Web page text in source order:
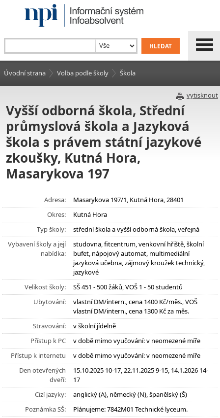
Úvodní strana Volba podle školy Škola
vytisknout
Vyšší odborná škola, Střední
průmyslová škola a Jazyková
škola s právem státní jazykové
zkoušky, Kutná Hora,
Masarykova 197
Adresa:
Masarykova 197/1, Kutná Hora, 28401
Okres:
Kutná Hora
Typ školy:
střední škola a vyšší odborná škola, veřejná
Vybavení školy a její
nabídka:
studovna, fitcentrum, venkovní hřiště, školní
bufet, nápojový automat, multimediální
jazyková učebna, zájmový kroužek technický,
jazykové
Velikost školy:
SŠ 451 - 500 žáků, VOŠ 1 - 50 studentů
Ubytování:
vlastní DM/intern., cena 1400 Kč/měs., VOŠ
vlastní DM/intern., cena 1300 Kč za měs.
Stravování:
v školní jídelně
Přístup k PC
v době mimo vyučování: v neomezené míře
Přístup k internetu
v době mimo vyučování: v neomezené míře
Den otevřených
dveří:
15.10.2025 10-17, 22.11.2025 9-15, 14.1.2026 14-
17
Cizí jazyky:
anglický (A), německý (N), španělský (Š)
Poznámka SŠ:
Plánujeme: 7842M01 Technické lyceum.